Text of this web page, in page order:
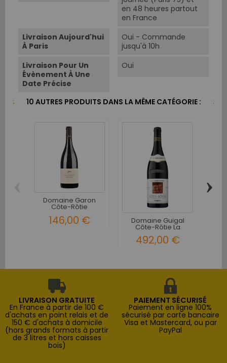
en 48 heures partout
en France
Livraison Aujourd'hui
À Paris
Oui - Commande
jusqu'à 10h
Livraison Pour Un
Évènement À Une
Date Précise
Oui
10 AUTRES PRODUITS DANS LA MÊME CATÉGORIE :
Domaine Garon
Côte-Rôtie
146,00 € Domaine Guigal
Côte-Rôtie La
492,00 €
›
LIVRAISON GRATUITE
En France à partir de 100 €
d'achats en point relais et de
150 € d'achats à domicile
(hors grands formats à partir
de 3 litres et hors caisses
bois)
PAIEMENT SÉCURISÉ
Paiement en ligne 100%
sécurisé par carte bancaire
Visa et Mastercard, ou par
PayPal